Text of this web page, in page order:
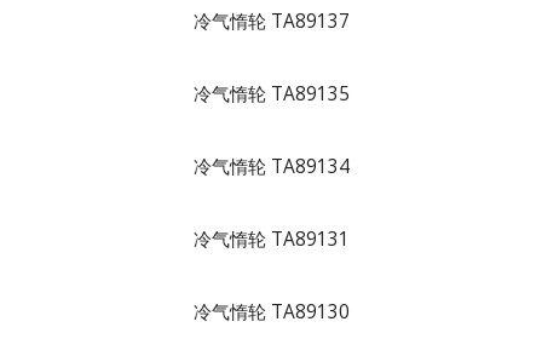
冷气惰轮 TA89137
冷气惰轮 TA89135
冷气惰轮 TA89134
冷气惰轮 TA89131
冷气惰轮 TA89130